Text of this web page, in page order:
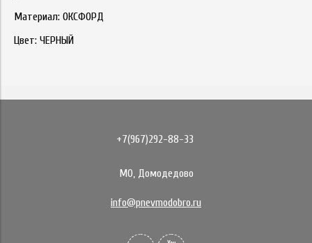
Материал: ОКСФОРД
Цвет: ЧЕРНЫЙ
+7(967)292-88-33
МО, Домодедово
info@pnevmodobro.ru